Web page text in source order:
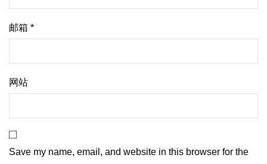
邮箱 *
网站
Save my name, email, and website in this browser for the